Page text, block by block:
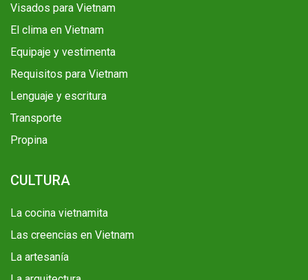
Visados para Vietnam
El clima en Vietnam
Equipaje y vestimenta
Requisitos para Vietnam
Lenguaje y escritura
Transporte
Propina
CULTURA
La cocina vietnamita
Las creencias en Vietnam
La artesanía